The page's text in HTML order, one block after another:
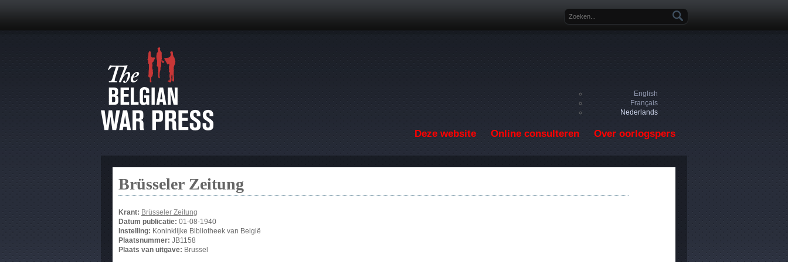
Zoekveld
English
Français
Nederlands
Deze website Online consulteren Over oorlogspers
Brüsseler Zeitung
Krant: Brüsseler Zeitung
Datum publicatie: 01-08-1940
Instelling: Koninklijke Bibliotheek van België
Plaatsnummer: JB1158
Plaats van uitgave: Brussel